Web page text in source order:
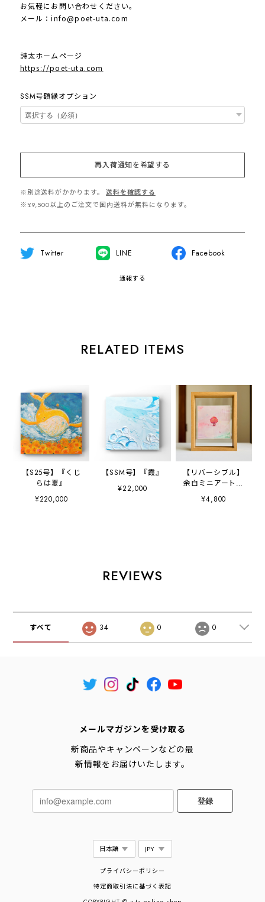
お気軽にお問い合わせください。
メール：info@poet-uta.com
詩太ホームページ
https://poet-uta.com
SSM号額縁オプション
再入荷通知を希望する
※別途送料がかかります。
送料を確認する
※¥9,500以上のご注文で国内送料が無料になります。
Twitter LINE Facebook
通報する
RELATED ITEMS
【S25号】『くじ
らは夏』
¥220,000
【SSM号】『霞』
¥22,000
【リバーシブル】
余白ミニアートポ
スター（フレーム
付き）
¥4,800
REVIEWS
すべて 34 0 0
メールマガジンを受け取る
新商品やキャンペーンなどの最
新情報をお届けいたします。
登録
プライバシーポリシー
特定商取引法に基づく表記